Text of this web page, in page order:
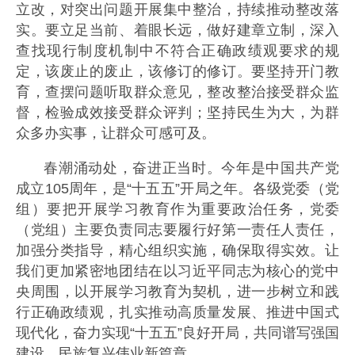
立改，对突出问题开展集中整治，持续推动整改落
实。要立足当前、着眼长远，做好建章立制，深入
查找现行制度机制中不符合正确政绩观要求的规
定，该废止的废止，该修订的修订。要坚持开门教
育，查摆问题听取群众意见，整改整治接受群众监
督，检验成效接受群众评判；坚持民生为大，为群
众多办实事，让群众可感可及。
春潮涌动处，奋进正当时。今年是中国共产党
成立105周年，是“十五五”开局之年。各级党委（党
组）要把开展学习教育作为重要政治任务，党委
（党组）主要负责同志要履行好第一责任人责任，
加强分类指导，精心组织实施，确保取得实效。让
我们更加紧密地团结在以习近平同志为核心的党中
央周围，以开展学习教育为契机，进一步树立和践
行正确政绩观，扎实推动高质量发展、推进中国式
现代化，奋力实现“十五五”良好开局，共同谱写强国